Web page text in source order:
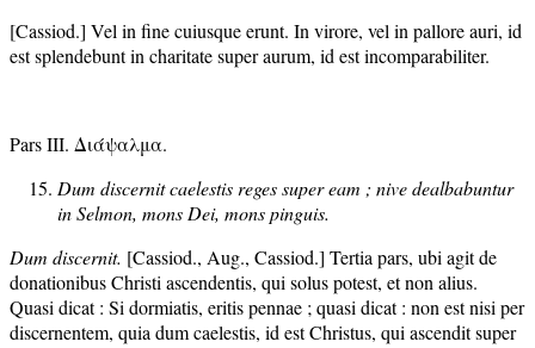
[Cassiod.] Vel in fine cuiusque erunt. In virore, vel in pallore auri, id
est splendebunt in charitate super aurum, id est incomparabiliter.
Pars III. Διάψαλμα.
Dum discernit caelestis reges super eam ; nive dealbabuntur
in Selmon, mons Dei, mons pinguis.
Dum discernit. [Cassiod., Aug., Cassiod.] Tertia pars, ubi agit de
donationibus Christi ascendentis, qui solus potest, et non alius.
Quasi dicat : Si dormiatis, eritis pennae ; quasi dicat : non est nisi per
discernentem, quia dum caelestis, id est Christus, qui ascendit super